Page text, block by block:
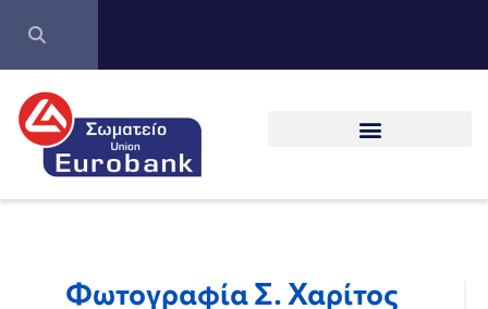
Φωτογραφία Σ. Χαρίτος